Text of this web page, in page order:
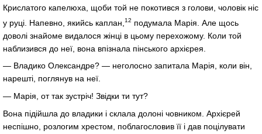
Крислатого капелюха, щоби той не покотився з голови, чоловік ніс
у руці. Напевно, якийсь каплан, 12 подумала Марія. Але щось
доволі знайоме видалося жінці в цьому перехожому. Коли той
наблизився до неї, вона впізнала пінського архієрея.
— Владико Олександре? — неголосно запитала Марія, коли він,
нарешті, поглянув на неї.
— Марія, от так зустріч! Звідки ти тут?
Вона підійшла до владики і склала долоні човником. Архієрей
неспішно, розлогим хрестом, поблагословив її і дав поцілувати